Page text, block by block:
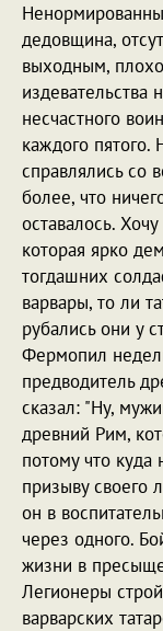
дедовщина,
выходным,
издевательства
несчастного
каждого
справлялись со
более, что
оставалось.
которая ярко
тогдашних
варвары, то ли
рубались они у
Фермопил
предводитель
сказал: "Ну,
древний Рим,
потому что куда
призыву своего
он в
через одного.
жизни в
Легионеры
варварских